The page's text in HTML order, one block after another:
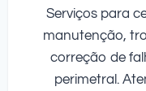
Serviços para
manutenção,
correção de
perimetral.